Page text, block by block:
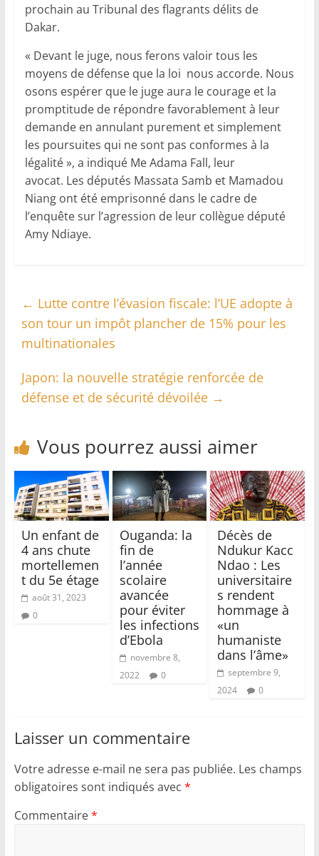
prochain au Tribunal des flagrants délits de
Dakar.
« Devant le juge, nous ferons valoir tous les
moyens de défense que la loi nous accorde. Nous
osons espérer que le juge aura le courage et la
promptitude de répondre favorablement à leur
demande en annulant purement et simplement
les poursuites qui ne sont pas conformes à la
légalité », a indiqué Me Adama Fall, leur
avocat. Les députés Massata Samb et Mamadou
Niang ont été emprisonné dans le cadre de
l’enquête sur l’agression de leur collègue député
Amy Ndiaye.
← Lutte contre l’évasion fiscale: l’UE adopte à
son tour un impôt plancher de 15% pour les
multinationales
Japon: la nouvelle stratégie renforcée de
défense et de sécurité dévoilée →
Vous pourrez aussi aimer
Un enfant de
4 ans chute
mortellemen
t du 5e étage
août 31, 2023
0
Ouganda: la
fin de
l’année
scolaire
avancée
pour éviter
les infections
d’Ebola
novembre 8,
2022
0
Décès de
Ndukur Kacc
Ndao : Les
universitaire
s rendent
hommage à
«un
humaniste
dans l’âme»
septembre 9,
2024
0
Laisser un commentaire
Votre adresse e-mail ne sera pas publiée. Les champs
obligatoires sont indiqués avec *
Commentaire*